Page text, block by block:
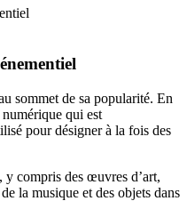
sommet de sa popularité. En
qui est
pour désigner à la fois des
y compris des œuvres d’art,
la musique et des objets dans